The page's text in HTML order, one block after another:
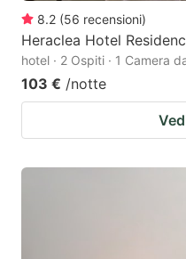
8.2 (56 recensioni)
Heraclea Hotel
hotel · 2 Ospiti · 1 Camera
103 € /notte